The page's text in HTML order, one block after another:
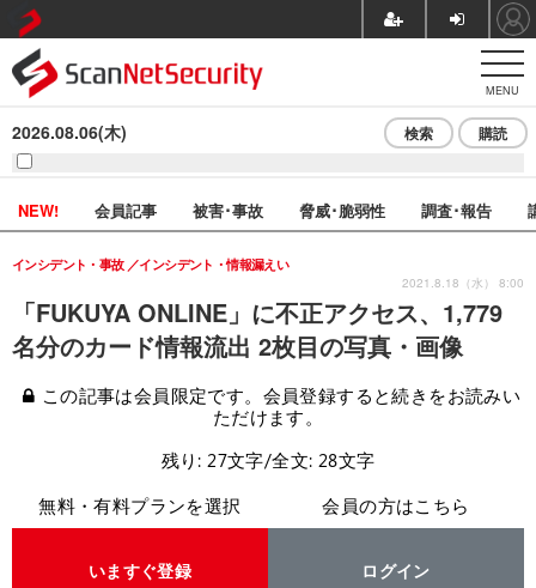
MENU
2026.08.06(木) 検索 購読
NEW! 会員記事 被害･事故 脅威･脆弱性 調査･報告
「FUKUYA ONLINE」に不正アクセス、1,779
名分のカード情報流出 2枚目の写真・画像
インシデント・事故 インシデント・情報漏えい
2021.8.18（水） 8:00
この記事は会員限定です。会員登録すると続きをお読みい
ただけます。
残り: 27文字/全文: 28文字
無料・有料プランを選択
いますぐ登録
会員の方はこちら
ログイン